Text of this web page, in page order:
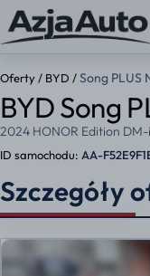
Oferty / BYD /Song PLUS
BYD Song
2024 HONOR Edition
ID samochodu: AA-
Szczegóły